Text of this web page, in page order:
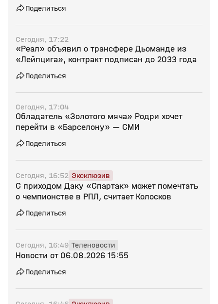
Поделиться
Сегодня, 17:22
«Реал» объявил о трансфере Дьоманде из
«Лейпцига», контракт подписан до 2033 года
Поделиться
Сегодня, 17:04
Обладатель «Золотого мяча» Родри хочет
перейти в «Барселону» — СМИ
Поделиться
Сегодня, 16:52 Эксклюзив
С приходом Даку «Спартак» может помечтать
о чемпионстве в РПЛ, считает Колосков
Поделиться
Сегодня, 16:49 Теленовости
Новости от 06.08.2026 15:55
Поделиться